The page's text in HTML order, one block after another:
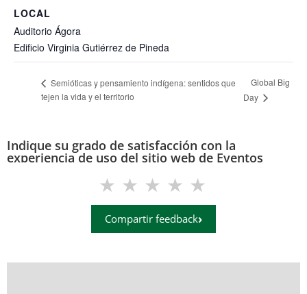
LOCAL
Auditorio Ágora
Edificio Virginia Gutiérrez de Pineda
Semióticas y pensamiento indígena: sentidos que
tejen la vida y el territorio
Global Big
Day
Indique su grado de satisfacción con la
experiencia de uso del sitio web de Eventos